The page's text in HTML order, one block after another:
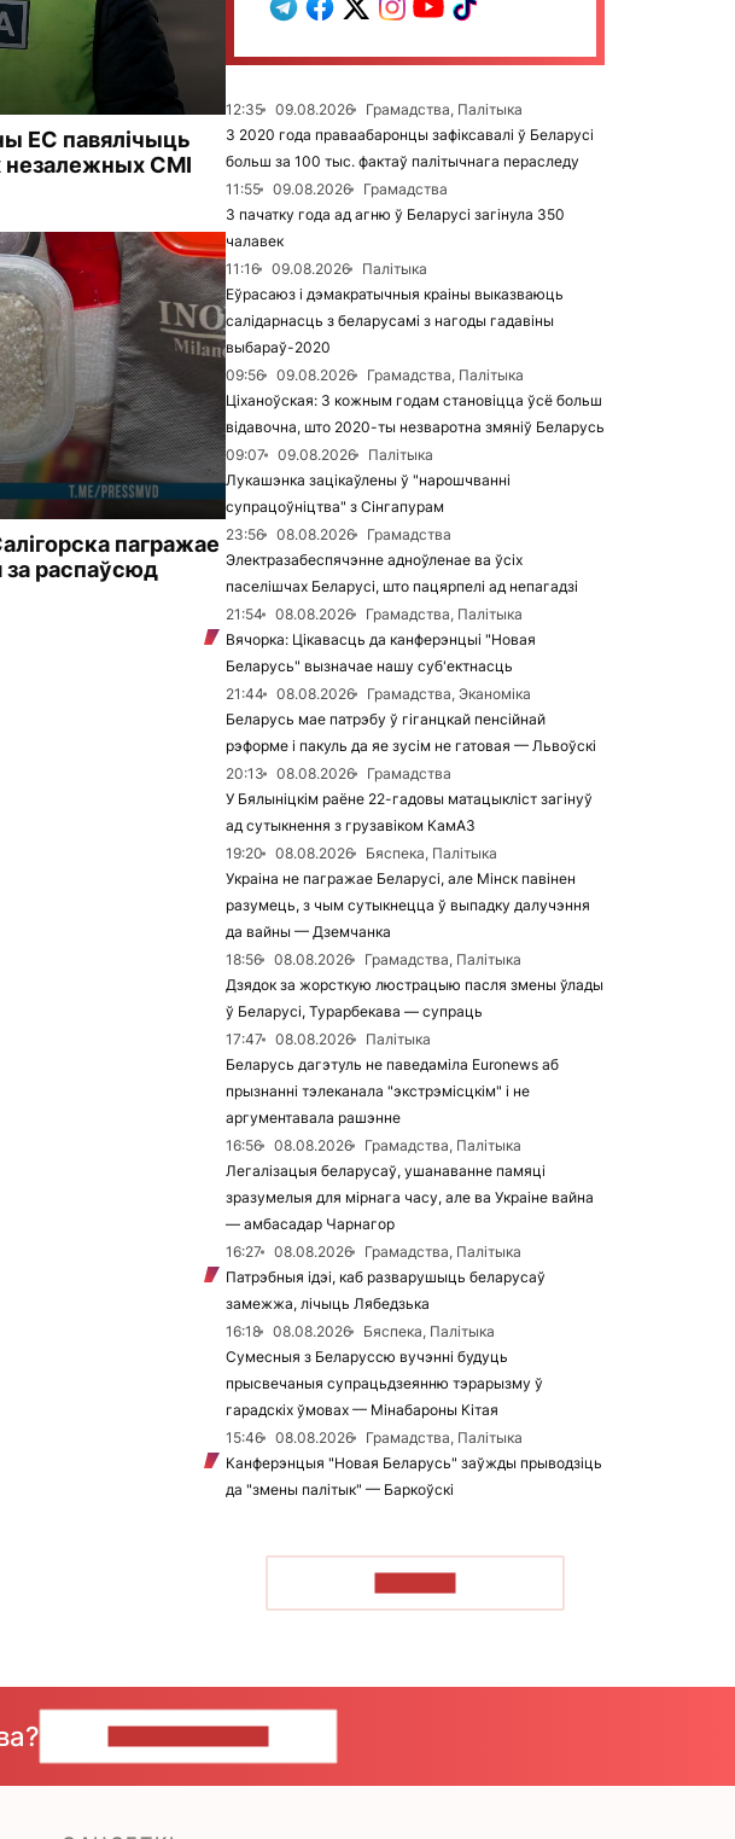
ЕС павялічыць
незалежных СМІ
пагражае
за распаўсюд
12:35 09.08.2026
Грамадства, Палітыка
З 2020 года праваабаронцы зафіксавалі ў Беларусі
больш за 100 тыс. фактаў палітычнага пераследу
11:55
09.08.2026
Грамадства
З пачатку года ад агню ў Беларусі загінула 350
чалавек
11:16
09.08.2026
Палітыка
Еўрасаюз і дэмакратычныя краіны выказваюць
салідарнасць з беларусамі з нагоды гадавіны
выбараў-2020
09:56
09.08.2026
Грамадства, Палітыка
Ціханоўская: З кожным годам становіцца ўсё больш
відавочна, што 2020-ты незваротна змяніў Беларусь
09:07
09.08.2026
Палітыка
Лукашэнка зацікаўлены ў "нарошчванні
супрацоўніцтва" з Сінгапурам
23:56
08.08.2026
Грамадства
Электразабеспячэнне адноўленае ва ўсіх
паселішчах Беларусі, што пацярпелі ад непагадзі
21:54
08.08.2026
Грамадства, Палітыка
Вячорка: Цікавасць да канферэнцыі "Новая
Беларусь" вызначае нашу суб'ектнасць
21:44
08.08.2026
Грамадства, Эканоміка
Беларусь мае патрэбу ў гіганцкай пенсійнай
рэформе і пакуль да яе зусім не гатовая — Львоўскі
20:13
08.08.2026
Грамадства
У Бялыніцкім раёне 22-гадовы матацыкліст загінуў
ад сутыкнення з грузавіком КамАЗ
19:20
08.08.2026
Бяспека, Палітыка
Украіна не пагражае Беларусі, але Мінск павінен
разумець, з чым сутыкнецца ў выпадку далучэння
да вайны — Дземчанка
18:56
08.08.2026
Грамадства, Палітыка
Дзядок за жорсткую люстрацыю пасля змены ўлады
ў Беларусі, Турарбекава — супраць
17:47
08.08.2026
Палітыка
Беларусь дагэтуль не паведаміла Euronews аб
прызнанні тэлеканала "экстрэмісцкім" і не
аргументавала рашэнне
16:56
08.08.2026
Грамадства, Палітыка
Легалізацыя беларусаў, ушанаванне памяці
зразумелыя для мірнага часу, але ва Украіне вайна
— амбасадар Чарнагор
16:27
08.08.2026
Грамадства, Палітыка
Патрэбныя ідэі, каб разварушыць беларусаў
замежжа, лічыць Лябедзька
16:18
08.08.2026
Бяспека, Палітыка
Сумесныя з Беларуссю вучэнні будуць
прысвечаныя супрацьдзеянню тэрарызму ў
гарадскіх ўмовах — Мінабароны Кітая
15:46
08.08.2026
Грамадства, Палітыка
Канферэнцыя "Новая Беларусь" заўжды прыводзіць
да "змены палітык" — Баркоўскі